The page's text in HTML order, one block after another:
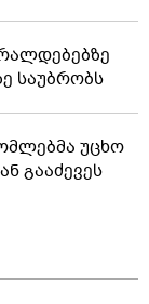
საუბრობს
უცხო
გააძევეს